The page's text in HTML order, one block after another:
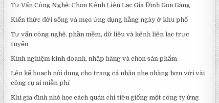
Tư Vấn Công Nghệ: Chọn Kênh Liên Lạc Gia Đình Gọn Gàng
Kiến thức đời sống và mẹo ứng dụng hằng ngày ở khu phố
Tư vấn công nghệ, phần mềm, dữ liệu và kênh liên lạc trực
tuyến
Kinh nghiệm kinh doanh, nhập hàng và chọn sản phẩm
Lên kế hoạch nội dung cho trang cá nhân nhẹ nhàng hơn với vài
công cụ ai miễn phí
Khi gia đình nhỏ học cách quản chi tiêu giống một công ty ứng